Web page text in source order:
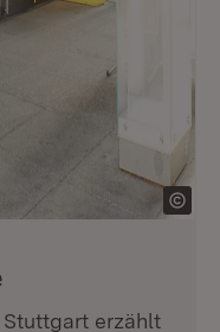
Stuttgart erzählt